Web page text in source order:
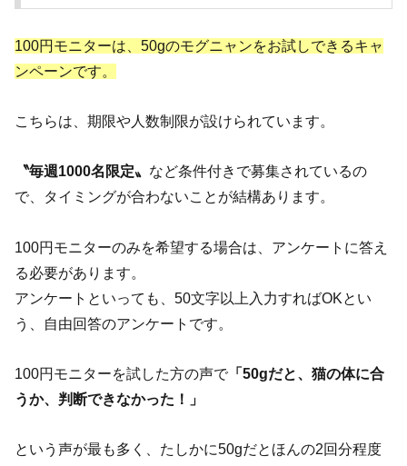
100円モニターは、50gのモグニャンをお試しできるキャ
ンペーンです。
こちらは、期限や人数制限が設けられています。
〝毎週1000名限定〟 など条件付きで募集されているの
で、タイミングが合わないことが結構あります。
100円モニターのみを希望する場合は、アンケートに答え
る必要があります。
アンケートといっても、50文字以上入力すればOKとい
う、自由回答のアンケートです。
100円モニターを試した方の声で「50gだと、猫の体に合
うか、判断できなかった！」
という声が最も多く、たしかに50gだとほんの2回分程度